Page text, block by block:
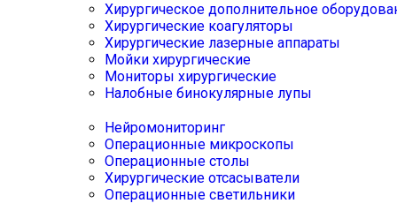
Хирургическое дополнительное
Хирургические коагуляторы
Хирургические лазерные аппараты
Мойки хирургические
Мониторы хирургические
Налобные бинокулярные лупы
Нейромониторинг
Операционные микроскопы
Операционные столы
Хирургические отсасыватели
Операционные светильники